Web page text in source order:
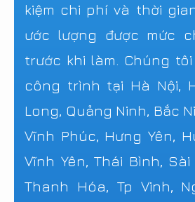
kiệm chi phí và thời
ước lượng được mức
trước khi làm. Chúng
công trình tại Hà Nội,
Long, Quảng Ninh, Bắc
Vĩnh Phúc, Hưng Yên,
Vĩnh Yên, Thái Bình, Sài
Thanh Hóa, Tp Vinh,